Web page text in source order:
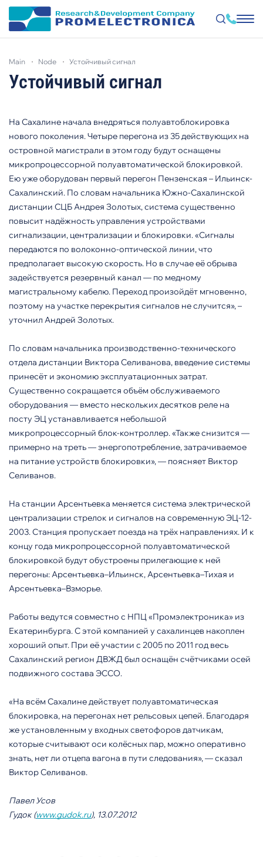
main
main node устойчивый сигнал
Устойчивый сигнал
На Сахалине начала внедряться полуавтоблокировка
нового поколения. Четыре перегона из 35 действующих на
островной магистрали в этом году будут оснащены
микропроцессорной полуавтоматической блокировкой.
Ею уже оборудован первый перегон Пензенская – Ильинск-
Сахалинский. По словам начальника Южно-Сахалинской
дистанции СЦБ Андрея Золотых, система существенно
повысит надёжность управления устройствами
сигнализации, централизации и блокировки. «Сигналы
передаются по волоконно-оптической линии, что
предполагает высокую скорость. Но в случае её обрыва
задействуется резервный канал — по медному
магистральному кабелю. Переход произойдёт мгновенно,
поэтому на участке перекрытия сигналов не случится», –
уточнил Андрей Золотых.
По словам начальника производственно-технического
отдела дистанции Виктора Селиванова, введение системы
принесёт и экономию эксплуатационных затрат.
Существенно сокращается объём обслуживаемого
оборудования — вместо нескольких десятков реле на
посту ЭЦ устанавливается небольшой
микропроцессорный блок-контроллер. «Также снизится —
примерно на треть — энергопотребление, затрачиваемое
на питание устройств блокировки», — поясняет Виктор
Селиванов.
На станции Арсентьевка меняется система электрической
централизации стрелок и сигналов на современную ЭЦ-12-
2003. Станция пропускает поезда на трёх направлениях. И к
концу года микропроцессорной полуавтоматической
блокировкой будут обустроены прилегающие к ней
перегоны: Арсентьевка–Ильинск, Арсентьевка–Тихая и
Арсентьевка–Взморье.
Работы ведутся совместно с НПЦ «Промэлектроника» из
Екатеринбурга. С этой компанией у сахалинцев накоплен
хороший опыт. При её участии с 2005 по 2011 год весь
Сахалинский регион ДВЖД был оснащён счётчиками осей
подвижного состава ЭССО.
«На всём Сахалине действует полуавтоматическая
блокировка, на перегонах нет рельсовых цепей. Благодаря
же установленным у входных светофоров датчикам,
которые считывают оси колёсных пар, можно оперативно
знать, нет ли отцепа вагона в пути следования», — сказал
Виктор Селиванов.
Павел Усов
Гудок (www.gudok.ru), 13.07.2012